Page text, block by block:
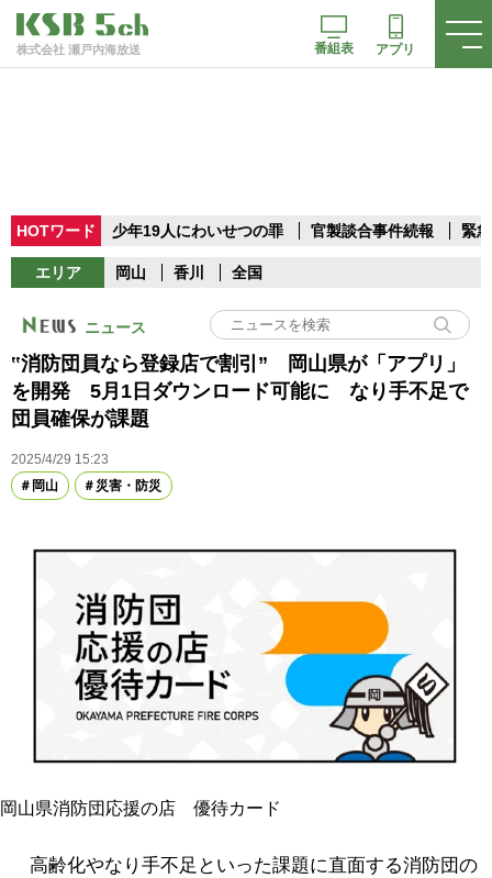
株式会社 瀬戸内海放送 番組表 アプリ
HOTワード 少年19人にわいせつの罪 官製談合事件続報 緊
エリア 岡山 香川 全国
ニュース
‟消防団員なら登録店で割引” 岡山県が「アプリ」
を開発 5月1日ダウンロード可能に なり手不足で
団員確保が課題
2025/4/29 15:23
岡山
災害・防災
岡山県消防団応援の店 優待カード
高齢化やなり手不足といった課題に直面する消防団の